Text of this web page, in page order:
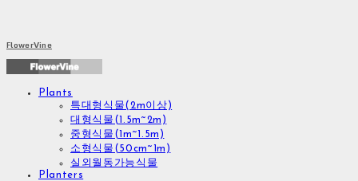
FlowerVine
Plants
특대형식물(2m이상)
대형식물(1.5m~2m)
중형식물(1m~1.5m)
소형식물(50cm~1m)
실외월동가능식물
Planters